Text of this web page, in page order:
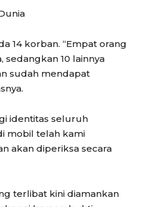
14 korban. “Empat orang
10 lainnya
sudah mendapat
identitas seluruh
mobil telah kami
akan diperiksa secara
terlibat kini diamankan